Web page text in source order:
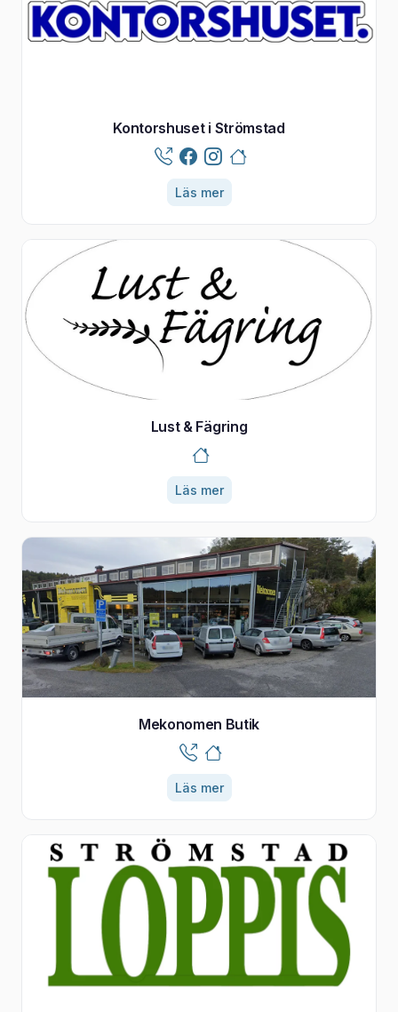
Kontorshuset i Strömstad
Läs mer
Lust & Fägring
Läs mer
Mekonomen Butik
Läs mer